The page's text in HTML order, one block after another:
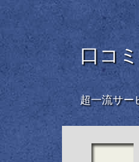
口コ
超一流サー